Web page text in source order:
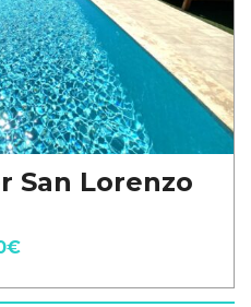
San Lorenzo